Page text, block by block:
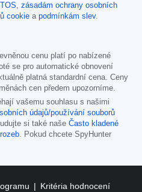
, zásadám ochrany osobních
cookie a podmínkám slev.
cenu platí po nabízené
se pro automatické obnovení
platná standardní cena. Ceny
cen předem upozorníme.
vašemu souhlasu s našimi
údajů/používání souborů
si také naše Často kladené
. Pokud chcete SpyHunter
Kritéria hodnocení